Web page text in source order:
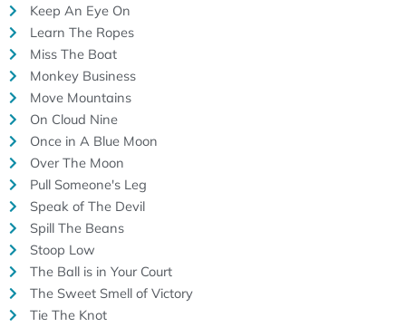
Keep An Eye On
Learn The Ropes
Miss The Boat
Monkey Business
Move Mountains
On Cloud Nine
Once in A Blue Moon
Over The Moon
Pull Someone's Leg
Speak of The Devil
Spill The Beans
Stoop Low
The Ball is in Your Court
The Sweet Smell of Victory
Tie The Knot